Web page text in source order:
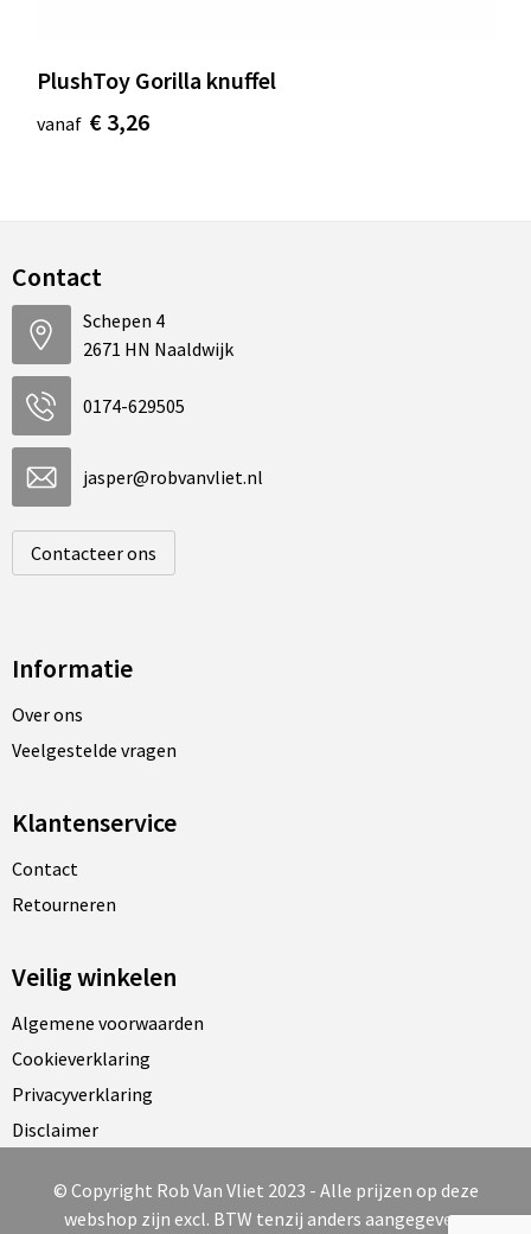
PlushToy Gorilla knuffel
vanaf € 3,26
Contact
Schepen 4
2671 HN Naaldwijk
0174-629505
jasper@robvanvliet.nl
Contacteer ons
Informatie
Over ons
Veelgestelde vragen
Klantenservice
Contact
Retourneren
Veilig winkelen
Algemene voorwaarden
Cookieverklaring
Privacyverklaring
Disclaimer
© Copyright Rob Van Vliet 2023 - Alle prijzen op deze
webshop zijn excl. BTW tenzij anders aangegeven.